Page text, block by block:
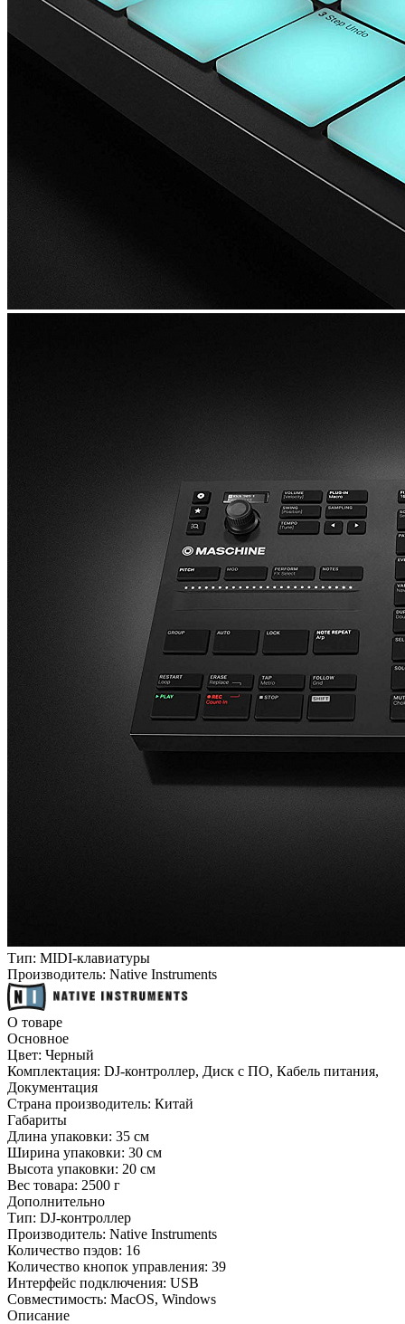
Тип: MIDI-клавиатуры
Производитель: Native Instruments
О товаре
Основное
Цвет: Черный
Комплектация: DJ-контроллер, Диск с ПО, Кабель питания,
Документация
Страна производитель: Китай
Габариты
Длина упаковки: 35 см
Ширина упаковки: 30 см
Высота упаковки: 20 см
Вес товара: 2500 г
Дополнительно
Тип: DJ-контроллер
Производитель: Native Instruments
Количество пэдов: 16
Количество кнопок управления: 39
Интерфейс подключения: USB
Совместимость: MacOS, Windows
Описание